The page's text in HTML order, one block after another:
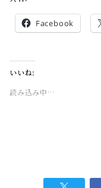
Facebook
いいね:
読み込み中…